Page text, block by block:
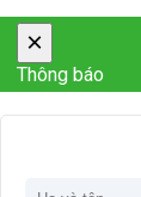
×
Thông báo